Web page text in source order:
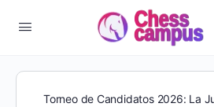
Torneo de Candidatos 2026: La